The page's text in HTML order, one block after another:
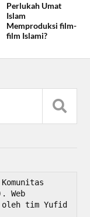
Perlukah Umat
Islam
Memproduksi film-
film Islami?
Web
oleh tim Yufid